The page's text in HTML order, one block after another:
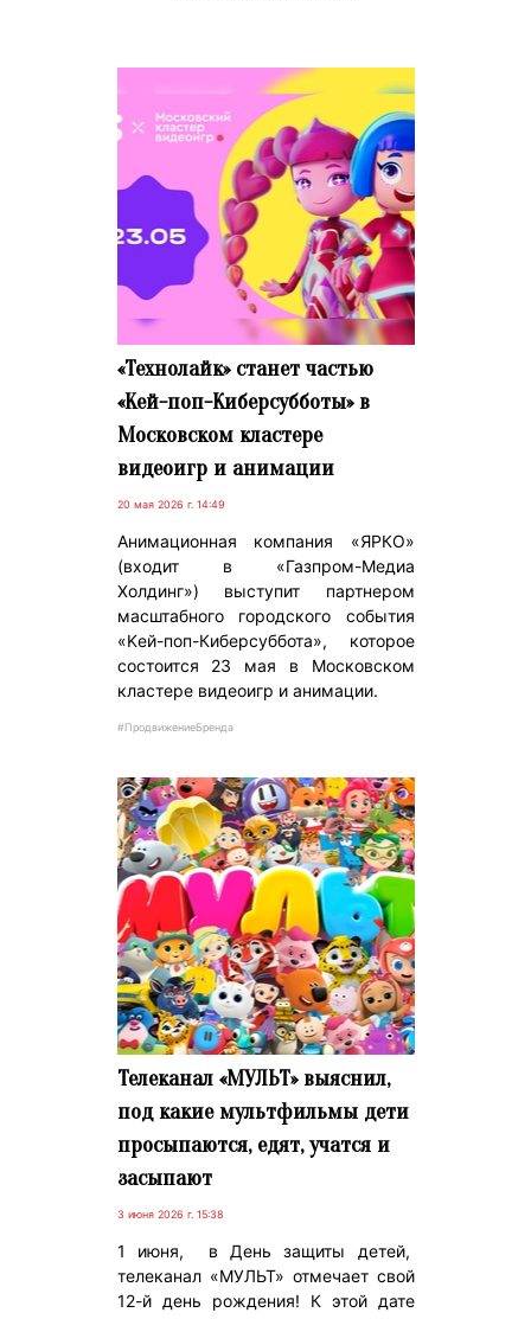
«Технолайк» станет частью
«Kей-поп-Киберсубботы» в
Московском кластере
видеоигр и анимации
20 мая 2026 г. 14:49
Анимационная компания «ЯРКО»
(входит в «Газпром-Медиа
Холдинг») выступит партнером
масштабного городского события
«Kей-поп-Киберсуббота», которое
состоится 23 мая в Московском
кластере видеоигр и анимации.
#ПродвижениеБренда
Телеканал «МУЛЬТ» выяснил,
под какие мультфильмы дети
просыпаются, едят, учатся и
засыпают
3 июня 2026 г. 15:38
1 июня, в День защиты детей,
телеканал «МУЛЬТ» отмечает свой
12-й день рождения! К этой дате